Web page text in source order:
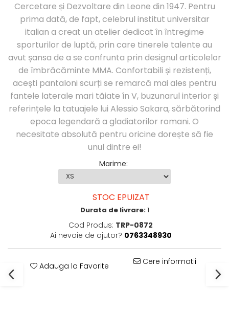
Palmare/Perne
Antrenament/Manechini
Palmare/Palete Box/Arte Martiale
Perne Antrenament Arte Martiale
Perne Antebrat/Pao
Manechini Arte Martiale
Echipament Antrenori
Imbracaminte sport
Sorturi Kickboxing / MMA
Tricouri / Maiouri
Trening/Compleu
Echipament compresie
Genti Echipament
Proteze/Protectii dentare
Dresuri/Echipament
Accesorii Lupte/Wrestling
Suprafete de lupta/Dotari sala
Suprafete de Lupta/Antrenament
Cercetare și Dezvoltare din Leone din 1947. Pentru
prima dată, de fapt, celebrul institut universitar
italian a creat un atelier dedicat în întregime
sporturilor de luptă, prin care tinerele talente au
avut șansa de a se confrunta prin designul articolelor
de îmbrăcăminte MMA. Confortabili și rezistenți,
acești pantaloni scurți se remarcă mai ales pentru
fantele laterale mari tăiate în V, buzunarul interior și
referințele la tatuajele lui Alessio Sakara, sărbătorind
epoca legendară a gladiatorilor romani. O
necesitate absolută pentru oricine dorește să fie
unul dintre ei!
Marime:
STOC EPUIZAT
Durata de livrare:1
Cod Produs: TRP-0872
Ai nevoie de ajutor? 0763348930
Adauga la Favorite Cere informatii